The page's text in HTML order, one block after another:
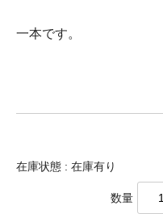
一本です。
在庫状態 : 在庫有り
数量